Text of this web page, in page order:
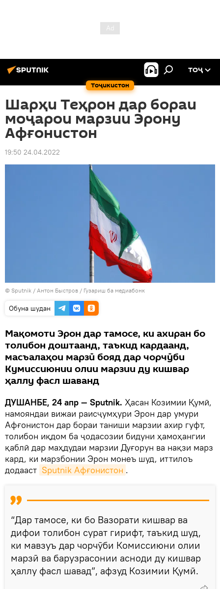
Тоҷикистон
ТОҶ
Шарҳи Теҳрон дар бораи
моҷарои марзии Эрону
Афғонистон
19:50 24.04.2022
© Sputnik / Антон Быстров / Гузариш ба медиабонк
Обуна шудан
Мақомоти Эрон дар тамосе, ки ахиран бо
толибон доштаанд, таъкид кардаанд,
масъалаҳои марзӣ бояд дар чорчӯби
Кумиссиюнии олии марзии ду кишвар
ҳаллу фасл шаванд
ДУШАНБЕ, 24 апр — Sputnik. Ҳасан Козимии Қумӣ,
намояндаи вижаи раисҷумҳури Эрон дар умури
Афғонистон дар бораи таниши марзии ахир гуфт,
толибон иқдом ба ҷодасозии бидуни ҳамоҳангии
қаблӣ дар маҳдудаи марзии Дуғорун ва нақзи марз
кард, ки марзбонии Эрон монеъ шуд, иттилоъ
додааст Sputnik Афғонистон .
“Дар тамосе, ки бо Вазорати кишвар ва
дифои толибон сурат гирифт, таъкид шуд,
ки мавзуъ дар чорчӯби Комиссиюни олии
марзӣ ва барузрасонии асноди ду кишвар
ҳаллу фасл шавад”, афзуд Козимии Қумӣ.